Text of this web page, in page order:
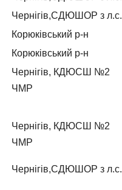
Чернігів,СДЮШОР з л.с.
Корюківський р-н
Корюківський р-н
Чернігів, КДЮСШ №2
ЧМР
Чернігів, КДЮСШ №2
ЧМР
Чернігів,СДЮШОР з л.с.